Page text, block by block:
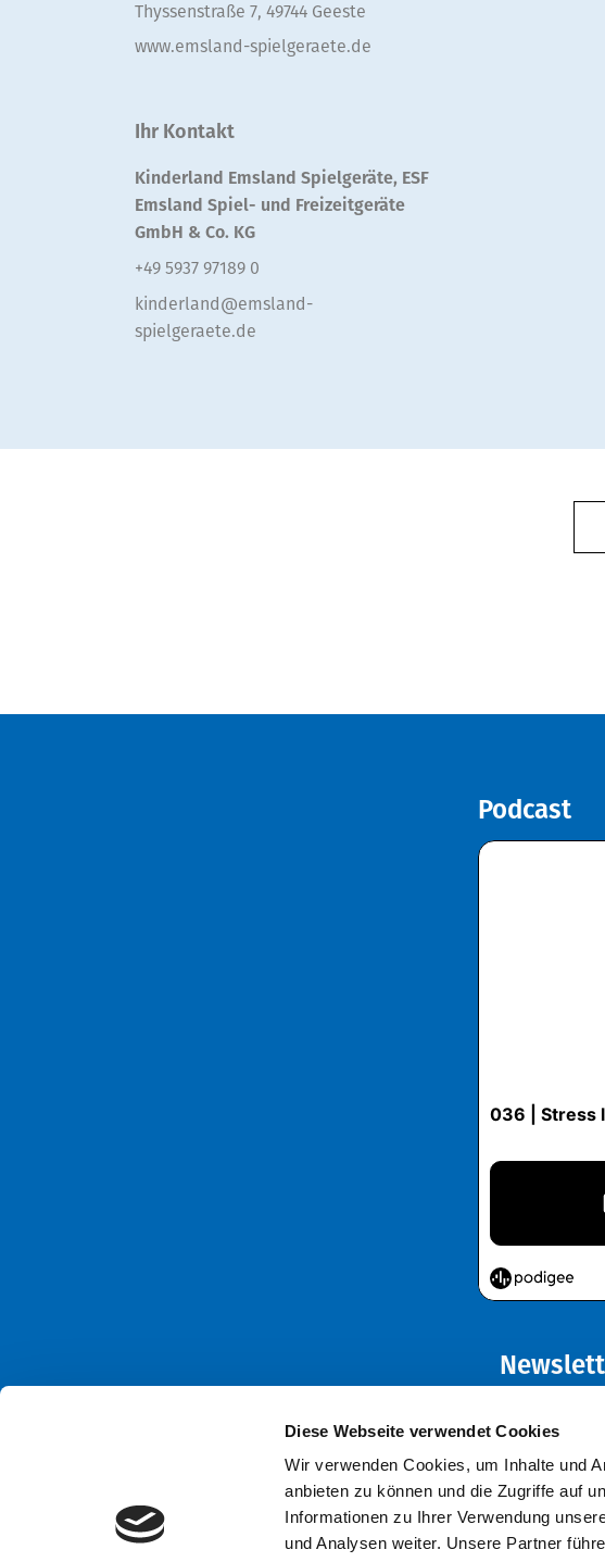
Diese Webseite verwendet Cookies
Wir verwenden Cookies, um Inhalte und
anbieten zu können und die Zugriffe auf
Informationen zu Ihrer Verwendung
und Analysen weiter. Unsere Partner
Thyssenstraße 7, 49744 Geeste
www.emsland-spielgeraete.de
Ihr Kontakt
Kinderland Emsland Spielgeräte, ESF
Emsland Spiel- und Freizeitgeräte
GmbH & Co. KG
+49 5937 97189 0
kinderland@emsland-
spielgeraete.de
Podcast